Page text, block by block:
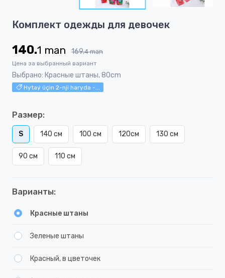
1
5
Комплект одежды для девочек
140.1 man 169.4 man
Цена за выбранный вариант
Выбрано: Красные штаны, 80cm
Hytaý üçin 2-nji haryda -...
Размер:
S 140 см 100 см 120см 130 см
90 см 110 см
Варианты:
Красные штаны
Зеленые штаны
Красный, в цветочек